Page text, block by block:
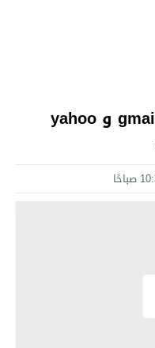
أرفاق الملفات في بريد gmail و yahoo